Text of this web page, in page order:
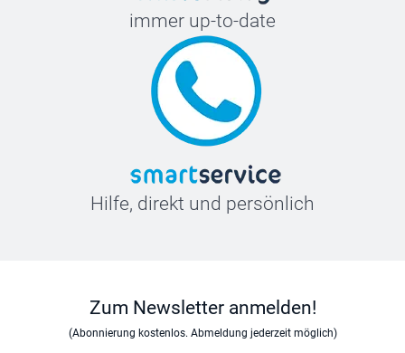
immer up-to-date
Hilfe, direkt und persönlich
Zum Newsletter anmelden!
(Abonnierung kostenlos. Abmeldung jederzeit möglich)